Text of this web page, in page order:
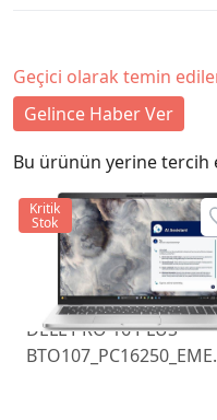
Geçici olarak temin
Gelince Haber Ver
Bu ürünün yerine
DELL PRO 16 PLUS
Kritik
Stok